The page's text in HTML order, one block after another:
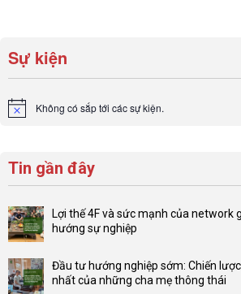
Sự kiện
Notice Không có sắp tới các sự kiện.
Tin gần đây
Lợi thế 4F và sức mạnh của network
hướng sự nghiệp
có
bình
luận
Đầu tư hướng nghiệp sớm: Chiến
nhất của những cha mẹ thông thái